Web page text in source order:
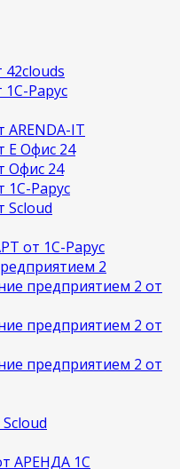
42clouds
1С-Рарус
ARENDA-IT
Е Офис 24
Офис 24
1С-Рарус
Scloud
от 1С-Рарус
2
предприятием 2 от
предприятием 2 от
предприятием 2 от
АРЕНДА 1С